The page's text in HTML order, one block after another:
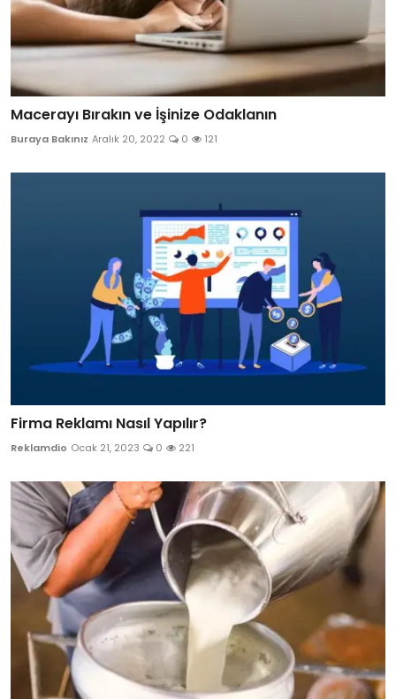
Macerayı Bırakın ve İşinize Odaklanın
Buraya Bakınız Aralık 20, 2022 0 121
Firma Reklamı Nasıl Yapılır?
Reklamdio Ocak 21, 2023 0 221